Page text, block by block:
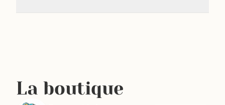
La boutique